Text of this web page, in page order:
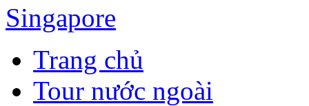
Trang chủ
Tour nước ngoài